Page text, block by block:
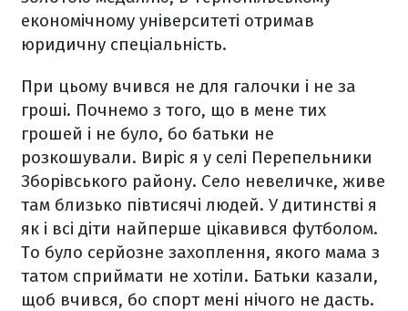
економічному університеті отримав
юридичну спеціальність.
При цьому вчився не для галочки і не за
гроші. Почнемо з того, що в мене тих
грошей і не було, бо батьки не
розкошували. Виріс я у селі Перепельники
Зборівського району. Село невеличке, живе
там близько півтисячі людей. У дитинстві я
як і всі діти найперше цікавився футболом.
То було серйозне захоплення, якого мама з
татом сприймати не хотіли. Батьки казали,
щоб вчився, бо спорт мені нічого не дасть.